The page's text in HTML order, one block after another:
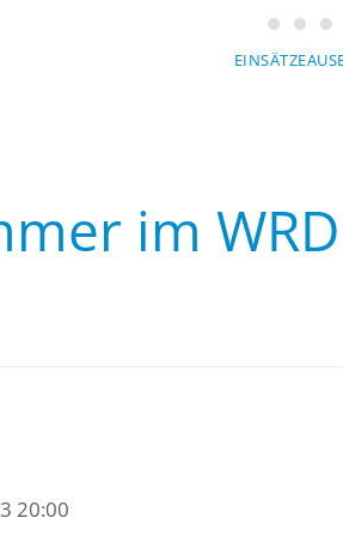
EINSÄTZE
im WRD
20:00